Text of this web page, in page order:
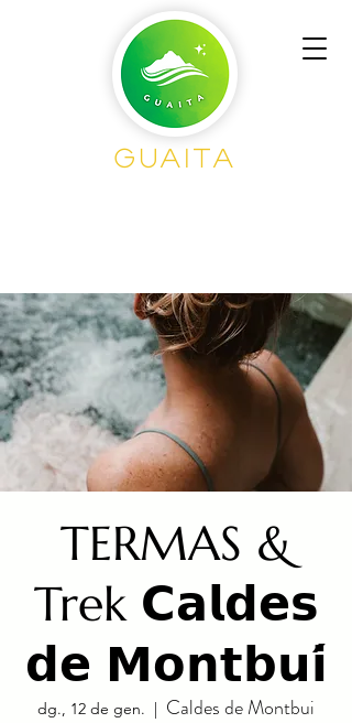
Guaita
TERMAS &
Trek 𝗖𝗮𝗹𝗱𝗲𝘀
𝗱𝗲 𝗠𝗼𝗻𝘁𝗯𝘂𝗶́
dg., 12 de gen.
  |
Caldes de Montbui